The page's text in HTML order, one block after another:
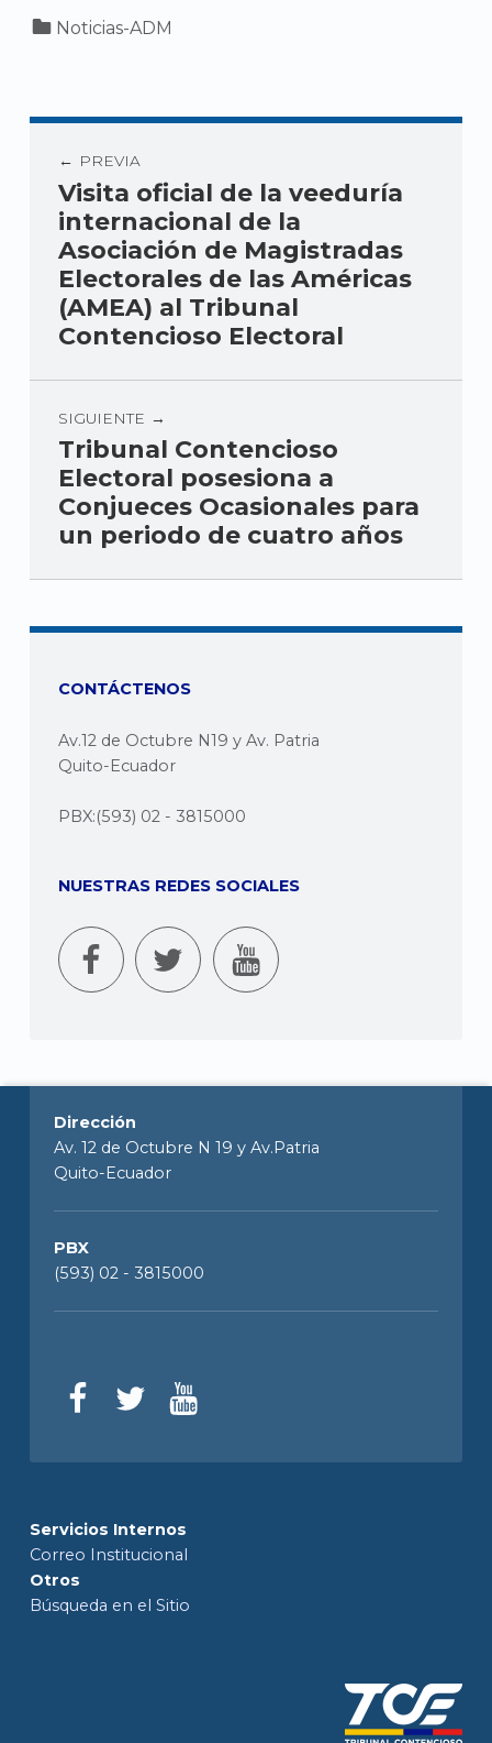
Categorized in:
Noticias-ADM
PREVIA
Visita oficial de la veeduría
internacional de la
Asociación de Magistradas
Electorales de las Américas
(AMEA) al Tribunal
Contencioso Electoral
SIGUIENTE
Tribunal Contencioso
Electoral posesiona a
Conjueces Ocasionales para
un periodo de cuatro años
CONTÁCTENOS
Av.12 de Octubre N19 y Av. Patria
Quito-Ecuador
PBX:(593) 02 - 3815000
NUESTRAS REDES SOCIALES
Dirección
Av. 12 de Octubre N 19 y Av.Patria
Quito-Ecuador
PBX
(593) 02 - 3815000
Servicios Internos
Correo Institucional
Otros
Búsqueda en el Sitio